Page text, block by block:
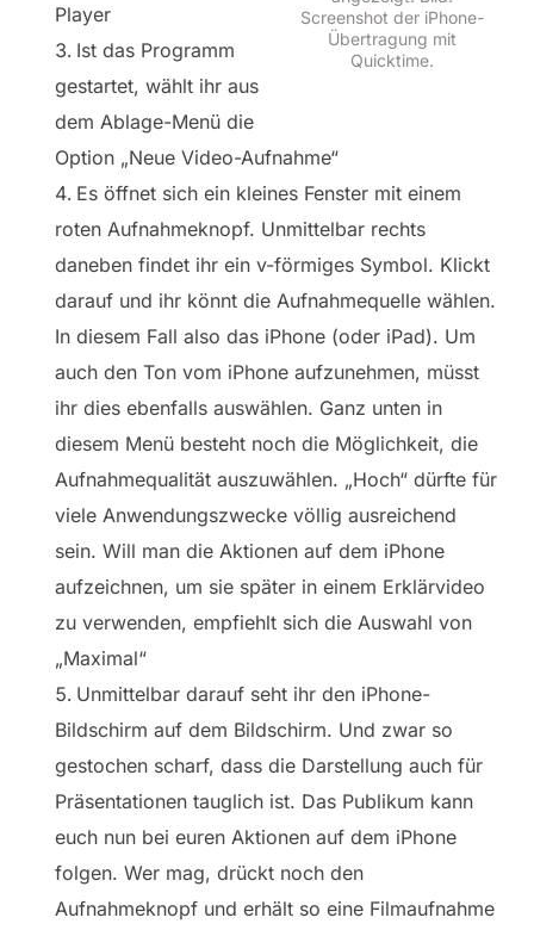
Screenshot der iPhone-
Übertragung mit
Quicktime.
Player
Ist das Programm
gestartet, wählt ihr aus
dem Ablage-Menü die
Option „Neue Video-Aufnahme“
Es öffnet sich ein kleines Fenster mit einem
roten Aufnahmeknopf. Unmittelbar rechts
daneben findet ihr ein v-förmiges Symbol. Klickt
darauf und ihr könnt die Aufnahmequelle wählen.
In diesem Fall also das iPhone (oder iPad). Um
auch den Ton vom iPhone aufzunehmen, müsst
ihr dies ebenfalls auswählen. Ganz unten in
diesem Menü besteht noch die Möglichkeit, die
Aufnahmequalität auszuwählen. „Hoch“ dürfte für
viele Anwendungszwecke völlig ausreichend
sein. Will man die Aktionen auf dem iPhone
aufzeichnen, um sie später in einem Erklärvideo
zu verwenden, empfiehlt sich die Auswahl von
„Maximal“
Unmittelbar darauf seht ihr den iPhone-
Bildschirm auf dem Bildschirm. Und zwar so
gestochen scharf, dass die Darstellung auch für
Präsentationen tauglich ist. Das Publikum kann
euch nun bei euren Aktionen auf dem iPhone
folgen. Wer mag, drückt noch den
Aufnahmeknopf und erhält so eine Filmaufnahme